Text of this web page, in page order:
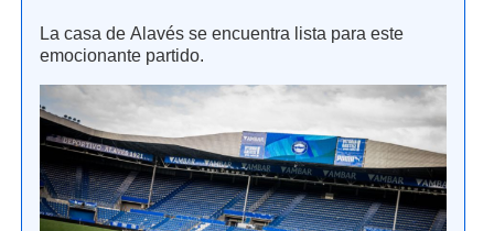
La casa de Alavés se encuentra lista para este
emocionante partido.